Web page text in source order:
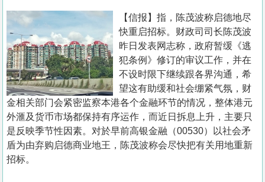
置
业
手
册
关
於
我
们
【信报】指，陈茂波称启德地尽
快重启招标。财政司司长陈茂波
昨日发表网志称，政府暂缓《逃
犯条例》修订的审议工作，并在
不设时限下继续跟各界沟通，希
望这有助缓和社会绷紧气氛，财
金相关部门会紧密监察本港各个金融环节的情况，整体港元
外滙及货币市场都保持有序运作，而近日拆息上升，主要只
是反映季节性因素。对於早前高银金融（00530）以社会矛
盾为由弃购启德商业地王，陈茂波称会尽快把有关用地重新
招标。